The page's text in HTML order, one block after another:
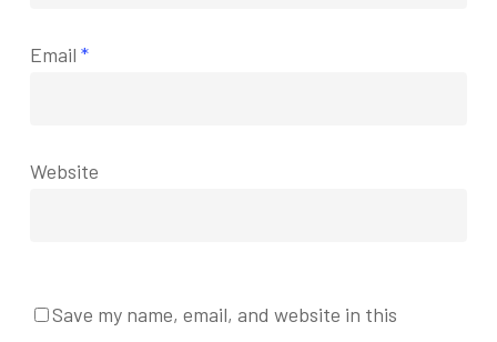
Email *
Website
Save my name, email, and website in this